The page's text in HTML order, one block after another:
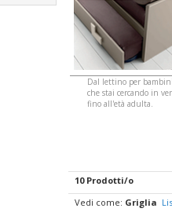
Dal lettino per
che stai cercando in
fino all'età adulta.
10 Prodotti/o
Vedi come: Griglia